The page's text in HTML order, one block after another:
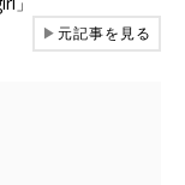
▶元記事を見る